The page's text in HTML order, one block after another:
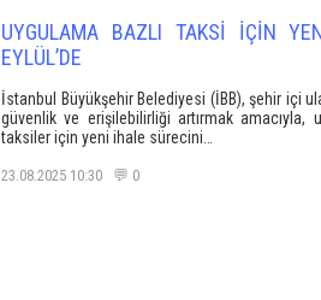
UYGULAMA BAZLI TAKSİ İÇİN
EYLÜL’DE
İstanbul Büyükşehir Belediyesi (İBB), şehir içi
güvenlik ve erişilebilirliği artırmak amacıyla,
taksiler için yeni ihale sürecini…
23.08.2025 10:30 💬 0